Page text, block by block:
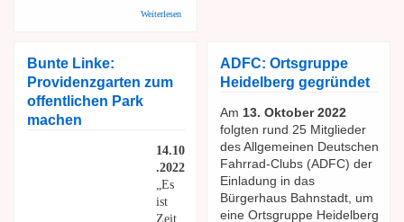
Weiterlesen
Bunte Linke:
Providenzgarten zum
offentlichen Park
machen
14.10
.2022
„Es
ist
Zeit,
ADFC: Ortsgruppe
Heidelberg gegründet
Am 13. Oktober 2022
folgten rund 25 Mitglieder
des Allgemeinen Deutschen
Fahrrad-Clubs (ADFC) der
Einladung in das
Bürgerhaus Bahnstadt, um
eine Ortsgruppe Heidelberg